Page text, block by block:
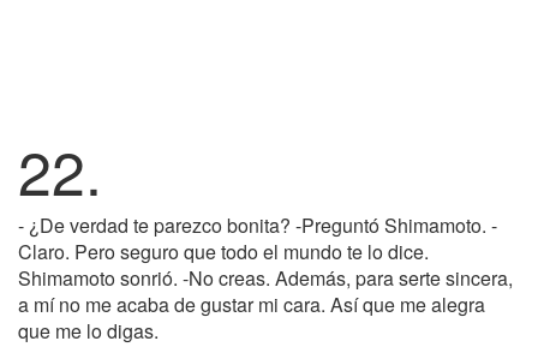
22.
- ¿De verdad te parezco bonita? -Preguntó Shimamoto. -
Claro. Pero seguro que todo el mundo te lo dice.
Shimamoto sonrió. -No creas. Además, para serte sincera,
a mí no me acaba de gustar mi cara. Así que me alegra
que me lo digas.